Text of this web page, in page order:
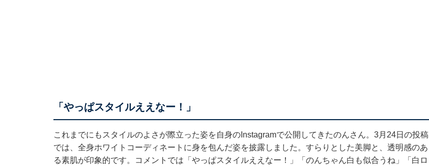
「やっぱスタイルええなー！」
これまでにもスタイルのよさが際立った姿を自身のInstagramで公開してきたのんさん。3月24日の投稿
では、全身ホワイトコーディネートに身を包んだ姿を披露しました。すらりとした美脚と、透明感のあ
る素肌が印象的です。コメントでは「やっぱスタイルええなー！」「のんちゃん白も似合うね」「白ロ